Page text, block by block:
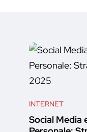
INTERNET
Social Media